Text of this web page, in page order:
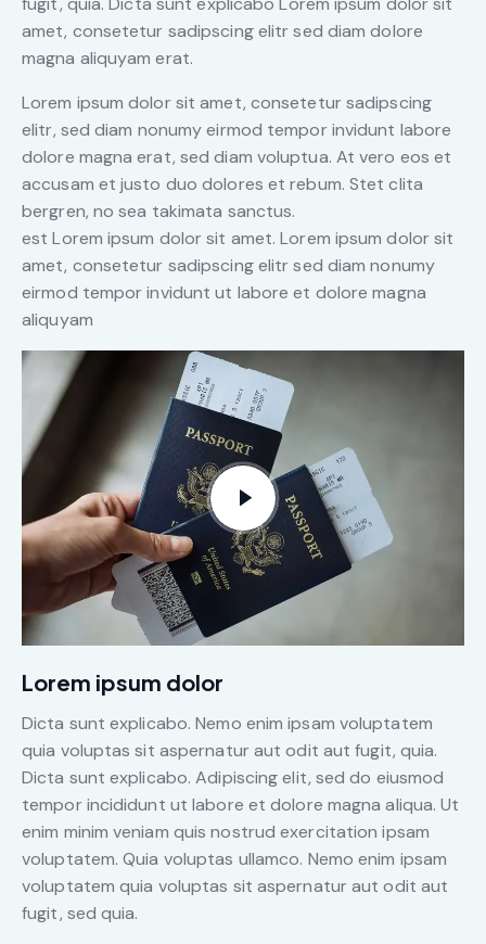
amet, consetetur sadipscing elitr sed diam dolore
magna aliquyam erat.
Lorem ipsum dolor sit amet, consetetur sadipscing
elitr, sed diam nonumy eirmod tempor invidunt labore
dolore magna erat, sed diam voluptua. At vero eos et
accusam et justo duo dolores et rebum. Stet clita
bergren, no sea takimata sanctus.
est Lorem ipsum dolor sit amet. Lorem ipsum dolor sit
amet, consetetur sadipscing elitr sed diam nonumy
eirmod tempor invidunt ut labore et dolore magna
aliquyam
Lorem ipsum dolor
Dicta sunt explicabo. Nemo enim ipsam voluptatem
quia voluptas sit aspernatur aut odit aut fugit, quia.
Dicta sunt explicabo. Adipiscing elit, sed do eiusmod
tempor incididunt ut labore et dolore magna aliqua. Ut
enim minim veniam quis nostrud exercitation ipsam
voluptatem. Quia voluptas ullamco. Nemo enim ipsam
voluptatem quia voluptas sit aspernatur aut odit aut
fugit, sed quia.